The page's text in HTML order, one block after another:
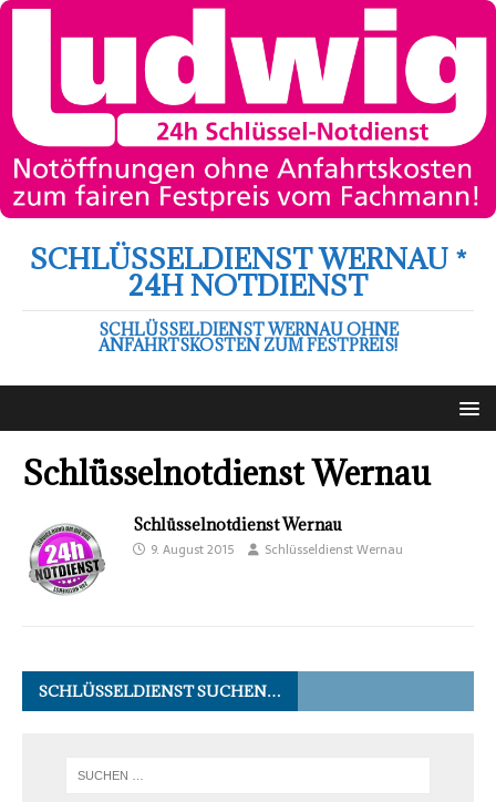
SCHLÜSSELDIENST WERNAU *
24H NOTDIENST
SCHLÜSSELDIENST WERNAU OHNE
ANFAHRTSKOSTEN ZUM FESTPREIS!
Schlüsselnotdienst Wernau
Schlüsselnotdienst Wernau
9. August 2015 Schlüsseldienst Wernau
SCHLÜSSELDIENST SUCHEN…